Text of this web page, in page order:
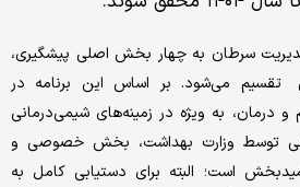
سرطان به چهار بخش اصلی پیشگیری،
تقسیم می‌شود. بر اساس این برنامه در
به ‌ویژه در زمینه‌های شیمی‌درمانی
خوبی توسط وزارت بهداشت، بخش خصوصی و
است؛ البته برای دستیابی کامل به